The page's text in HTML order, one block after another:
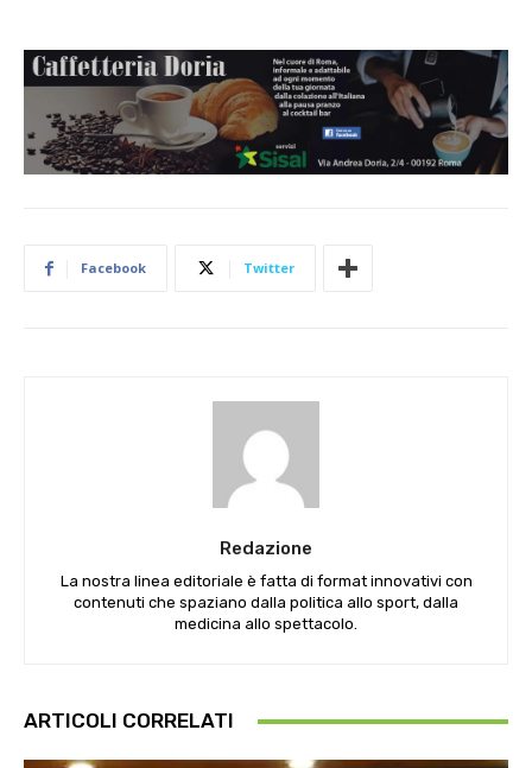
Facebook Twitter
Redazione
La nostra linea editoriale è fatta di format innovativi con
contenuti che spaziano dalla politica allo sport, dalla
medicina allo spettacolo.
ARTICOLI CORRELATI